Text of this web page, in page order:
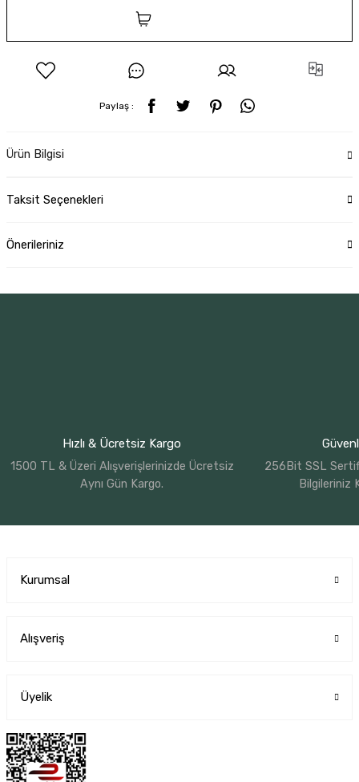
Paylaş :
Ürün Bilgisi
Taksit Seçenekleri
Önerileriniz
Hızlı & Ücretsiz Kargo
1500 TL & Üzeri Alışverişlerinizde Ücretsiz
Aynı Gün Kargo.
256Bit SSL
Bilgileriniz
Kurumsal
Alışveriş
Üyelik